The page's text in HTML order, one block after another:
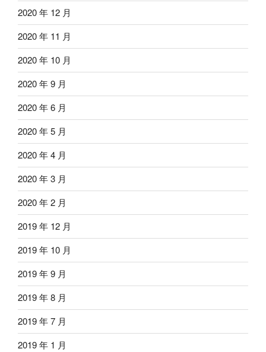
2020 年 12 月
2020 年 11 月
2020 年 10 月
2020 年 9 月
2020 年 6 月
2020 年 5 月
2020 年 4 月
2020 年 3 月
2020 年 2 月
2019 年 12 月
2019 年 10 月
2019 年 9 月
2019 年 8 月
2019 年 7 月
2019 年 1 月